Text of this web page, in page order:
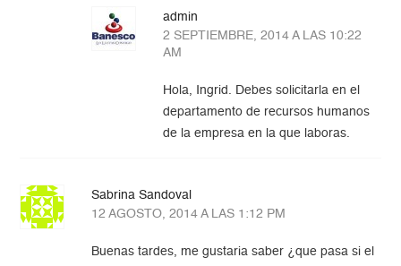
admin
2 SEPTIEMBRE, 2014 A LAS 10:22
AM
Hola, Ingrid. Debes solicitarla en el
departamento de recursos humanos
de la empresa en la que laboras.
Sabrina Sandoval
12 AGOSTO, 2014 A LAS 1:12 PM
Buenas tardes, me gustaria saber ¿que pasa si el